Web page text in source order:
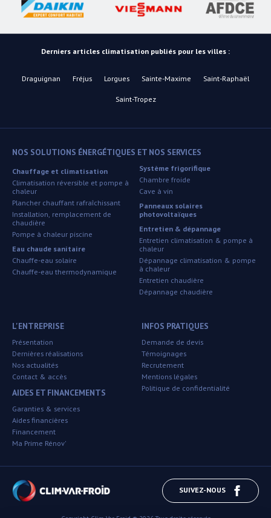
Derniers articles climatisation publiés pour les villes :
Draguignan Fréjus Lorgues Sainte-Maxime Saint-Raphaël
Saint-Tropez
L'ENTREPRISE
Présentation
Dernières réalisations
Nos actualités
Contact & accès
AIDES ET FINANCEMENTS
Garanties & services
Aides financières
Financement
Ma Prime Rénov'
NOS SOLUTIONS ÉNERGÉTIQUES ET NOS SERVICES
Chauffage et climatisation
Climatisation réversible et pompe à
chaleur
Plancher chauffant rafraîchissant
Installation, remplacement de
chaudière
Pompe à chaleur piscine
Eau chaude sanitaire
Chauffe-eau solaire
Chauffe-eau thermodynamique
Système frigorifique
Chambre froide
Cave à vin
Panneaux solaires
photovoltaïques
Entretien & dépannage
Entretien climatisation & pompe à
chaleur
Dépannage climatisation & pompe
à chaleur
Entretien chaudière
Dépannage chaudière
INFOS PRATIQUES
Demande de devis
Témoignages
Recrutement
Mentions légales
Politique de confidentialité
SUIVEZ-NOUS